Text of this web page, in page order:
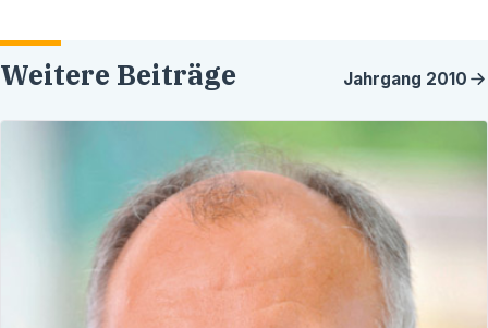
Weitere Beiträge Jahrgang 2010